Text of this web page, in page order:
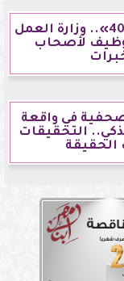
مبادرة «فوق الـ40».. وزارة العمل
لأصحاب
في واقعة
التحقيقات